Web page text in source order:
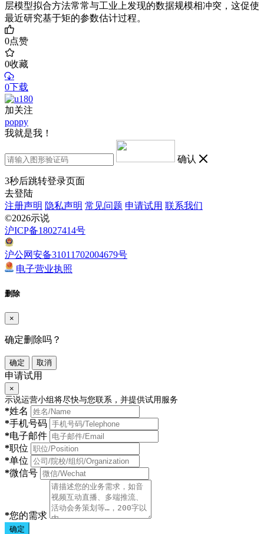
层模型拟合方法常常与工业上发现的数据规模相冲突，这促使
最近研究基于矩的参数估计过程。
0点赞
0收藏
0下载
加关注
poppy
我就是我！
确认
3秒后跳转登录页面
去登陆
注册声明 隐私声明 常见问题 申请试用 联系我们
©2026示说
沪ICP备18027414号
沪公网安备31011702004679号
电子营业执照
删除
×
确定删除吗？
确定 取消
申请试用
×
示说运营小组将尽快与您联系，并提供试用服务
*姓名
*手机号码
*电子邮件
*职位
*单位
*微信号
*您的需求
确定